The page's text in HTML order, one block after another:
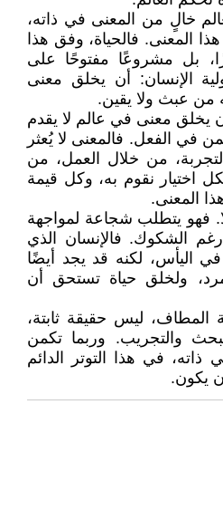
خالٍ من المعنى في ذاته،
المعنى. فالحياة، وفق هذا
بل مشروعًا مفتوحًا على
الإنسان: أن يخلق معنى
من عبث ولا يقين.
يخلق معنى في عالم لا يقدم
في الفعل. فالمعنى لا يُعثر
من خلال العمل، من
اختيار نقوم به، وكل قيمة
المعنى.
فهو يتطلب شجاعة لمواجهة
رغم الشكوك. فالإنسان الذي
في اليأس، لكنه قد يجد أيضًا
ولخلق حياة تستحق أن
المطاف، ليس حقيقة ثابتة،
والتجريب. وربما تكمن
في هذا التوتر الدائم
يكون.